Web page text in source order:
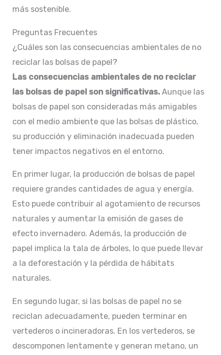
más sostenible.
Preguntas Frecuentes
¿Cuáles son las consecuencias ambientales de no
reciclar las bolsas de papel?
Las consecuencias ambientales de no reciclar
las bolsas de papel son significativas. Aunque las
bolsas de papel son consideradas más amigables
con el medio ambiente que las bolsas de plástico,
su producción y eliminación inadecuada pueden
tener impactos negativos en el entorno.
En primer lugar, la producción de bolsas de papel
requiere grandes cantidades de agua y energía.
Esto puede contribuir al agotamiento de recursos
naturales y aumentar la emisión de gases de
efecto invernadero. Además, la producción de
papel implica la tala de árboles, lo que puede llevar
a la deforestación y la pérdida de hábitats
naturales.
En segundo lugar, si las bolsas de papel no se
reciclan adecuadamente, pueden terminar en
vertederos o incineradoras. En los vertederos, se
descomponen lentamente y generan metano, un